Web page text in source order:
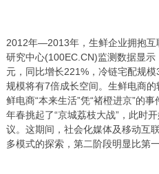
2012年—2013年，生鲜企业拥抱互
研究中心(100EC.CN)监测数据显
元，同比增长221%，冷链宅配规
规模将有7倍成长空间。生鲜电商
鲜电商“本来生活”凭“褚橙进京”的
年春挑起了“京城荔枝大战”，此时
议。这期间，社会化媒体及移动互
多模式的探索，第二阶段明显比第